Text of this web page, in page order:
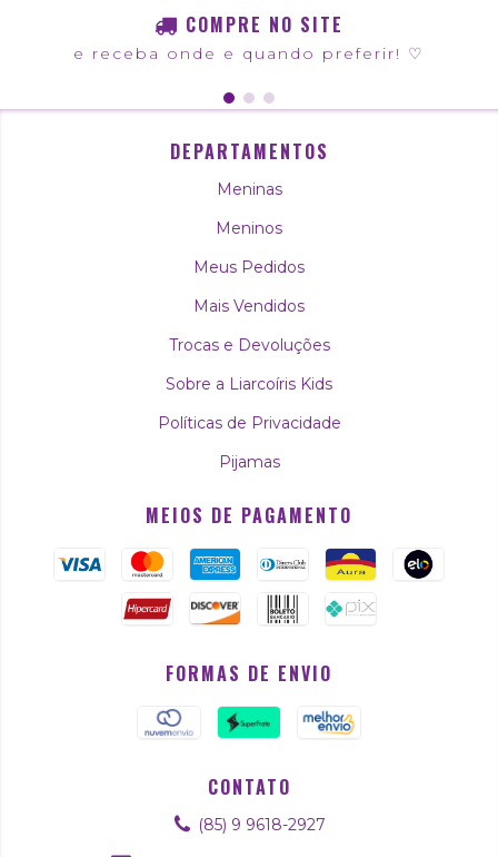
COMPRE NO SITE
e receba onde e quando preferir! ♡
DEPARTAMENTOS
Meninas
Meninos
Meus Pedidos
Mais Vendidos
Trocas e Devoluções
Sobre a Liarcoíris Kids
Políticas de Privacidade
Pijamas
MEIOS DE PAGAMENTO
FORMAS DE ENVIO
CONTATO
(85) 9 9618-2927